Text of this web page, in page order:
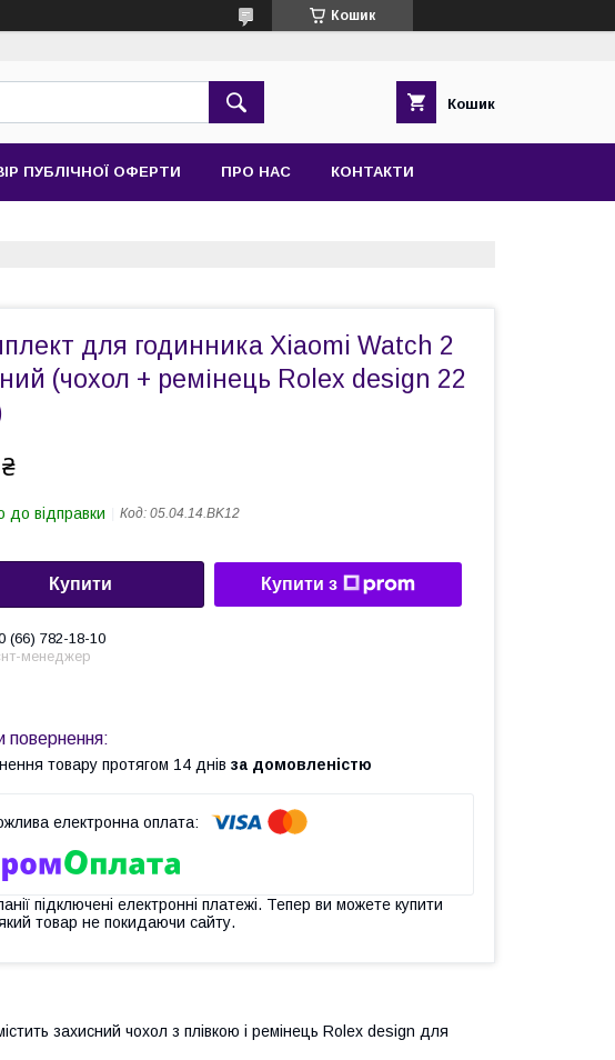
Кошик
Кошик
ПУБЛІЧНОЇ ОФЕРТИ ПРО НАС КОНТАКТИ
для годинника Xiaomi Watch 2
(чохол + ремінець Rolex design 22
до відправки Код: 05.04.14.BK12
Купити Купити з
(66) 782-18-10
менеджер
товару протягом 14 днів за домовленістю
підключені електронні платежі. Тепер ви можете купити
товар не покидаючи сайту.
захисний чохол з плівкою і ремінець Rolex design для